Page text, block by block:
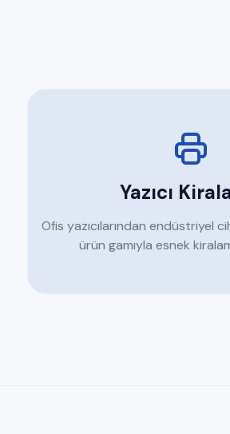
Yazıcı
Ofis yazıcılarından endüstriyel
ürün gamıyla esnek